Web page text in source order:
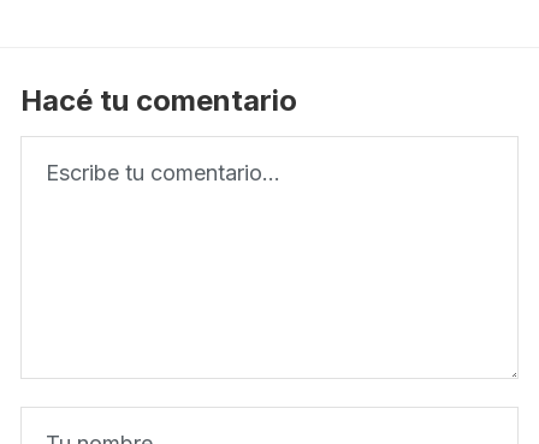
Hacé tu comentario